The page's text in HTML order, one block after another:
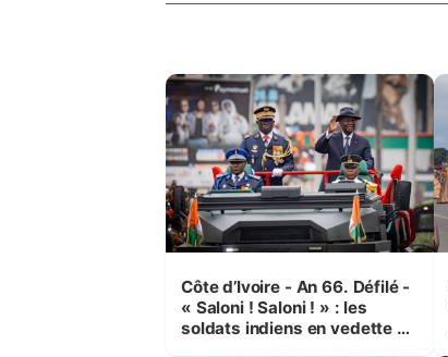
Côte d’Ivoire - An 66. Défilé -
« Saloni ! Saloni ! » : les
soldats indiens en vedette à